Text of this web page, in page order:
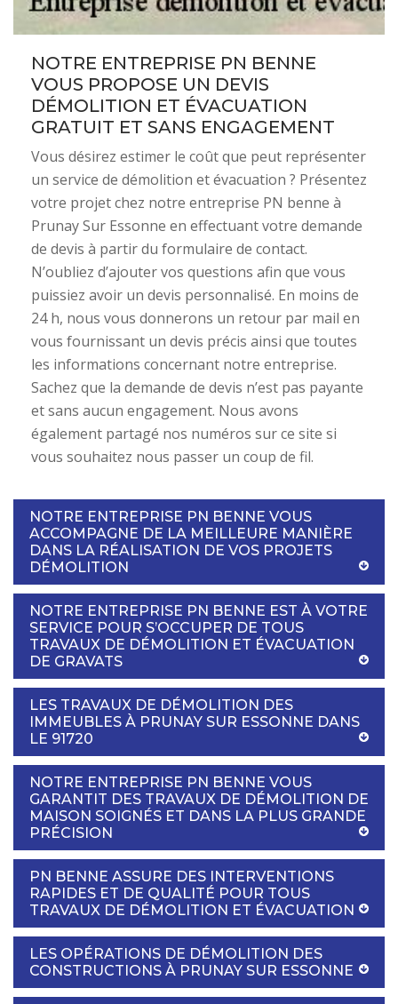
NOTRE ENTREPRISE PN BENNE
VOUS PROPOSE UN DEVIS
DÉMOLITION ET ÉVACUATION
GRATUIT ET SANS ENGAGEMENT
Vous désirez estimer le coût que peut représenter
un service de démolition et évacuation ? Présentez
votre projet chez notre entreprise PN benne à
Prunay Sur Essonne en effectuant votre demande
de devis à partir du formulaire de contact.
N’oubliez d’ajouter vos questions afin que vous
puissiez avoir un devis personnalisé. En moins de
24 h, nous vous donnerons un retour par mail en
vous fournissant un devis précis ainsi que toutes
les informations concernant notre entreprise.
Sachez que la demande de devis n’est pas payante
et sans aucun engagement. Nous avons
également partagé nos numéros sur ce site si
vous souhaitez nous passer un coup de fil.
NOTRE ENTREPRISE PN BENNE VOUS
ACCOMPAGNE DE LA MEILLEURE MANIÈRE
DANS LA RÉALISATION DE VOS PROJETS
DÉMOLITION
NOTRE ENTREPRISE PN BENNE EST À VOTRE
SERVICE POUR S’OCCUPER DE TOUS
TRAVAUX DE DÉMOLITION ET ÉVACUATION
DE GRAVATS
LES TRAVAUX DE DÉMOLITION DES
IMMEUBLES À PRUNAY SUR ESSONNE DANS
LE 91720
NOTRE ENTREPRISE PN BENNE VOUS
GARANTIT DES TRAVAUX DE DÉMOLITION DE
MAISON SOIGNÉS ET DANS LA PLUS GRANDE
PRÉCISION
PN BENNE ASSURE DES INTERVENTIONS
RAPIDES ET DE QUALITÉ POUR TOUS
TRAVAUX DE DÉMOLITION ET ÉVACUATION
LES OPÉRATIONS DE DÉMOLITION DES
CONSTRUCTIONS À PRUNAY SUR ESSONNE